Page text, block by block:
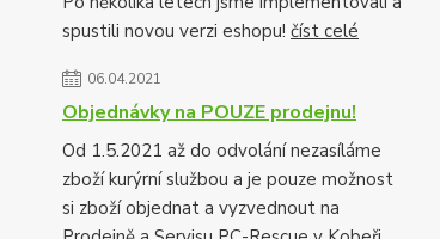
spustili novou verzi eshopu! číst celé
06.04.2021
Objednávky na POUZE prodejnu!
Od 1.5.2021 až do odvolání nezasíláme
zboží kurýrní službou a je pouze možnost
si zboží objednat a vyzvednout na